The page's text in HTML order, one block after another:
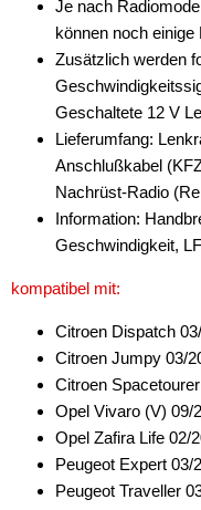
Je nach
können noch
Zusätzlich werden
Geschaltete 12 V
Lieferumfang:
Anschlußkabel
Nachrüst-Radio
Information:
Geschwindigkeit,
kompatibel mit:
Citroen Dispatch
Citroen Jumpy 03/
Citroen
Opel Vivaro (V) 09/
Opel Zafira Life 02/
Peugeot Expert 03/
Peugeot Traveller